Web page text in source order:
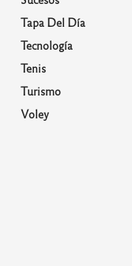
Tapa Del Día
Tecnología
Tenis
Turismo
Voley